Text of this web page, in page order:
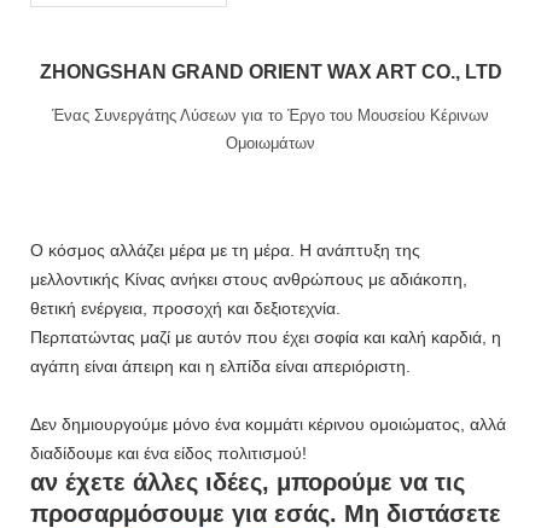
ZHONGSHAN GRAND ORIENT WAX ART CO., LTD
Ένας Συνεργάτης Λύσεων για το Έργο του Μουσείου Κέρινων
Ομοιωμάτων
Ο κόσμος αλλάζει μέρα με τη μέρα. Η ανάπτυξη της
μελλοντικής Κίνας ανήκει στους ανθρώπους με αδιάκοπη,
θετική ενέργεια, προσοχή και δεξιοτεχνία.
Περπατώντας μαζί με αυτόν που έχει σοφία και καλή καρδιά, η
αγάπη είναι άπειρη και η ελπίδα είναι απεριόριστη.
Δεν δημιουργούμε μόνο ένα κομμάτι κέρινου ομοιώματος, αλλά
διαδίδουμε και ένα είδος πολιτισμού!
αν έχετε άλλες ιδέες, μπορούμε να τις
προσαρμόσουμε για εσάς. Μη διστάσετε